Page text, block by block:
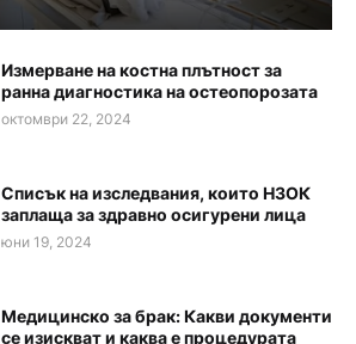
Измерване на костна плътност за
ранна диагностика на остеопорозата
октомври 22, 2024
Списък на изследвания, които НЗОК
заплаща за здравно осигурени лица
юни 19, 2024
Медицинско за брак: Какви документи
се изискват и каква е процедурата